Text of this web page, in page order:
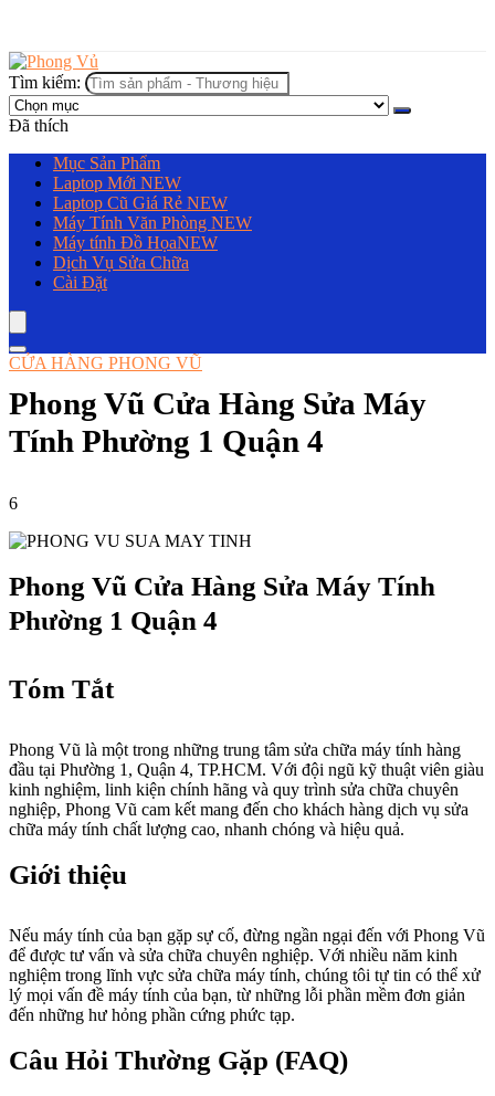
Tìm kiếm:
Đã thích
Mục Sản Phẩm
Laptop Mới NEW
Laptop Cũ Giá Rẻ NEW
Máy Tính Văn Phòng NEW
Máy tính Đồ HọaNEW
Dịch Vụ Sửa Chữa
Cài Đặt
CỬA HÀNG PHONG VŨ
Phong Vũ Cửa Hàng Sửa Máy
Tính Phường 1 Quận 4
6
Phong Vũ Cửa Hàng Sửa Máy Tính
Phường 1 Quận 4
Tóm Tắt
Phong Vũ là một trong những trung tâm sửa chữa máy tính hàng
đầu tại Phường 1, Quận 4, TP.HCM. Với đội ngũ kỹ thuật viên giàu
kinh nghiệm, linh kiện chính hãng và quy trình sửa chữa chuyên
nghiệp, Phong Vũ cam kết mang đến cho khách hàng dịch vụ sửa
chữa máy tính chất lượng cao, nhanh chóng và hiệu quả.
Giới thiệu
Nếu máy tính của bạn gặp sự cố, đừng ngần ngại đến với Phong Vũ
để được tư vấn và sửa chữa chuyên nghiệp. Với nhiều năm kinh
nghiệm trong lĩnh vực sửa chữa máy tính, chúng tôi tự tin có thể xử
lý mọi vấn đề máy tính của bạn, từ những lỗi phần mềm đơn giản
đến những hư hỏng phần cứng phức tạp.
Câu Hỏi Thường Gặp (FAQ)